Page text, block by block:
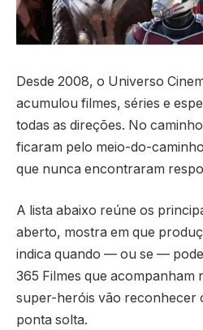
Desde 2008, o Universo
acumulou filmes, séries e
todas as direções. No
ficaram pelo meio-do-
que nunca encontraram
A lista abaixo reúne os
aberto, mostra em que
indica quando — ou se —
365 Filmes que acompanham
super-heróis vão reconhecer
ponta solta.